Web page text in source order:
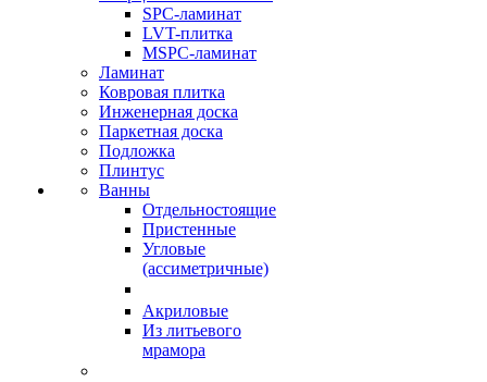
SPC-ламинат
LVT-плитка
MSPC-ламинат
Ламинат
Ковровая плитка
Инженерная доска
Паркетная доска
Подложка
Плинтус
Ванны
Отдельностоящие
Пристенные
Угловые
(ассиметричные)
Акриловые
Из литьевого
мрамора